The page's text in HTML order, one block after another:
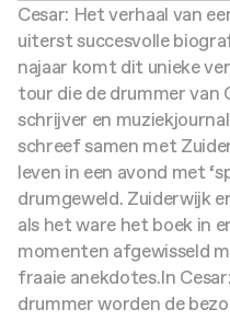
Cesar: Het verhaal van
uiterst succesvolle
najaar komt dit unieke
tour die de drummer van
schrijver en
schreef samen met
leven in een avond met
drumgeweld. Zuiderwijk
als het ware het boek in
momenten afgewisseld
fraaie anekdotes.In
drummer worden de